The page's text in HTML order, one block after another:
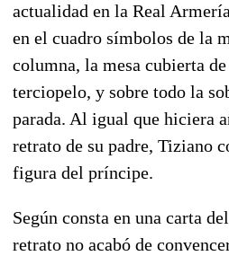
actualidad en la Real
en el cuadro símbolos de la
columna, la mesa cubierta
terciopelo, y sobre todo la
parada. Al igual que hiciera
retrato de su padre, Tiziano
figura del príncipe.
Según consta en una carta
retrato no acabó de